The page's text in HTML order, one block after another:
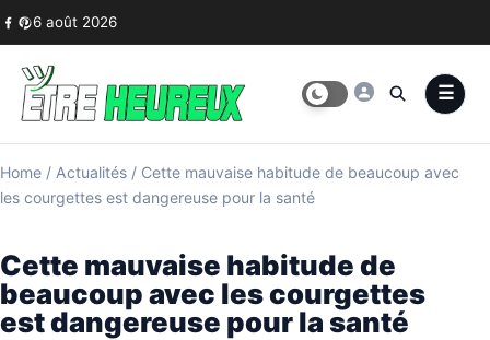
Skip to content
6 août 2026
Home / Actualités / Cette mauvaise habitude de beaucoup avec
les courgettes est dangereuse pour la santé
Cette mauvaise habitude de
beaucoup avec les courgettes
est dangereuse pour la santé